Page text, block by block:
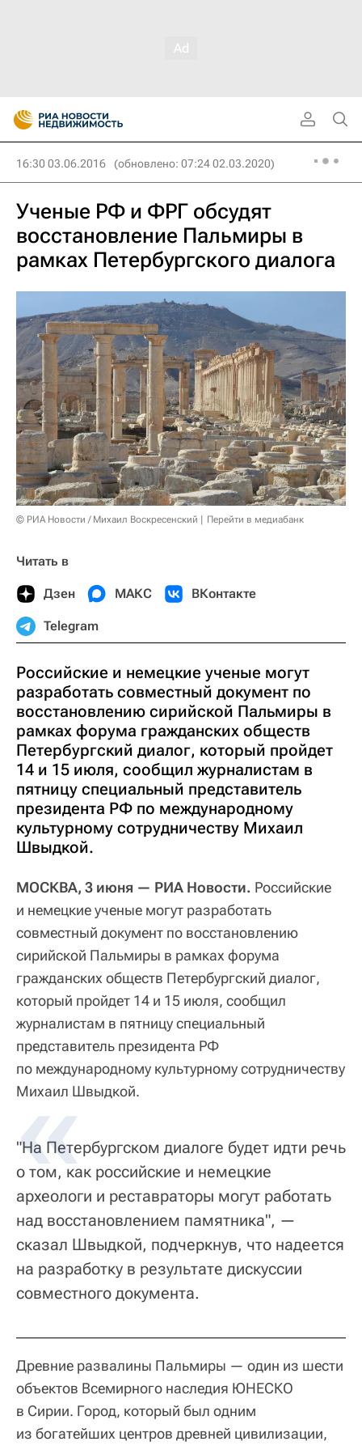
16:30 03.06.2016 (обновлено: 07:24 02.03.2020)
Ученые РФ и ФРГ обсудят
восстановление Пальмиры в
рамках Петербургского диалога
© РИА Новости / Михаил Воскресенский Перейти в медиабанк
Читать в
Дзен МАКС ВКонтакте
Telegram
Российские и немецкие ученые могут
разработать совместный документ по
восстановлению сирийской Пальмиры в
рамках форума гражданских обществ
Петербургский диалог, который пройдет
14 и 15 июля, сообщил журналистам в
пятницу специальный представитель
президента РФ по международному
культурному сотрудничеству Михаил
Швыдкой.
МОСКВА, 3 июня — РИА Новости. Российские
и немецкие ученые могут разработать
совместный документ по восстановлению
сирийской Пальмиры в рамках форума
гражданских обществ Петербургский диалог,
который пройдет 14 и 15 июля, сообщил
журналистам в пятницу специальный
представитель президента РФ
по международному культурному сотрудничеству
Михаил Швыдкой.
"На Петербургском диалоге будет идти речь
о том, как российские и немецкие
археологи и реставраторы могут работать
над восстановлением памятника", —
сказал Швыдкой, подчеркнув, что надеется
на разработку в результате дискуссии
совместного документа.
Древние развалины Пальмиры — один из шести
объектов Всемирного наследия ЮНЕСКО
в Сирии. Город, который был одним
из богатейших центров древней цивилизации,